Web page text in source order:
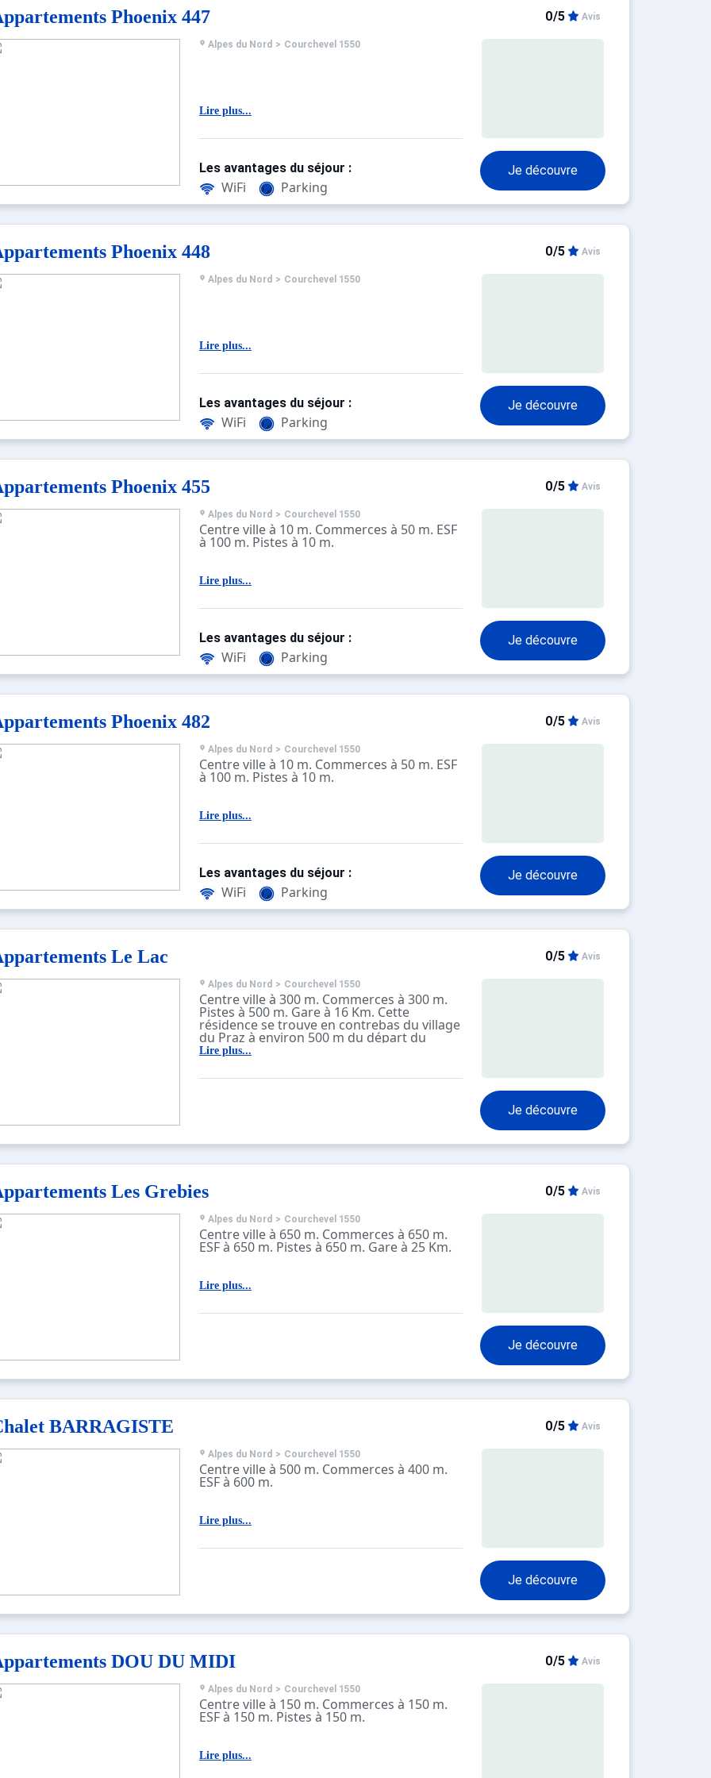
Phoenix 447 0/5 Avis
Alpes du Nord > Courchevel 1550
Lire plus...
Je découvre
Les avantages du séjour :
WiFi Parking
Phoenix 448 0/5 Avis
Alpes du Nord > Courchevel 1550
Lire plus...
Je découvre
Les avantages du séjour :
WiFi Parking
Phoenix 455 0/5 Avis
Alpes du Nord > Courchevel 1550
Centre ville à 10 m. Commerces à 50 m. ESF
à 100 m. Pistes à 10 m.
Lire plus...
Je découvre
Les avantages du séjour :
WiFi Parking
Phoenix 482 0/5 Avis
Alpes du Nord > Courchevel 1550
Centre ville à 10 m. Commerces à 50 m. ESF
à 100 m. Pistes à 10 m.
Lire plus...
Je découvre
Les avantages du séjour :
WiFi Parking
Le Lac 0/5 Avis
Alpes du Nord > Courchevel 1550
Centre ville à 300 m. Commerces à 300 m.
Pistes à 500 m. Gare à 16 Km. Cette
résidence se trouve en contrebas du village
du Praz à environ 500 m du départ du
télécabine et 300m des premiers
Lire plus...
Je découvre
Les Grebies 0/5 Avis
Alpes du Nord > Courchevel 1550
Centre ville à 650 m. Commerces à 650 m.
ESF à 650 m. Pistes à 650 m. Gare à 25 Km.
Lire plus...
Je découvre
BARRAGISTE 0/5 Avis
Alpes du Nord > Courchevel 1550
Centre ville à 500 m. Commerces à 400 m.
ESF à 600 m.
Lire plus...
Je découvre
DOU DU MIDI 0/5 Avis
Alpes du Nord > Courchevel 1550
Centre ville à 150 m. Commerces à 150 m.
ESF à 150 m. Pistes à 150 m.
Lire plus...